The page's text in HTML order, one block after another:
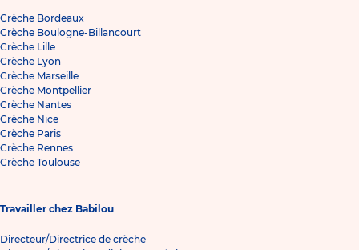
Crèche Bordeaux
Crèche Boulogne-Billancourt
Crèche Lille
Crèche Lyon
Crèche Marseille
Crèche Montpellier
Crèche Nantes
Crèche Nice
Crèche Paris
Crèche Rennes
Crèche Toulouse
Travailler chez Babilou
Directeur/Directrice de crèche